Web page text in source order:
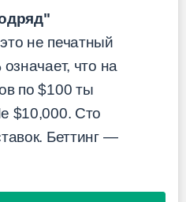
не печатный
что на
по $100 ты
$10,000. Сто
Беттинг —